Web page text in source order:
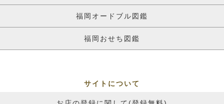
福岡オードブル図鑑
福岡おせち図鑑
サイトについて